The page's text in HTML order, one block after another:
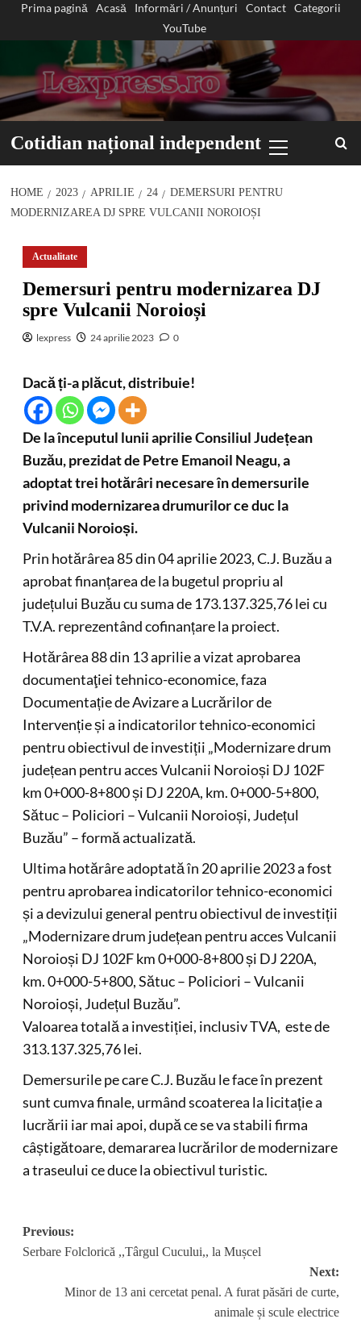
Prima pagină Acasă Informări / Anunțuri Contact
Categorii
YouTube
Cotidian național independent
Menu
HOME 2023 APRILIE 24
DEMERSURI PENTRU
MODERNIZAREA DJ SPRE VULCANII NOROIOȘI
Actualitate
Demersuri pentru modernizarea DJ
spre Vulcanii Noroioși
lexpress 24 aprilie 2023 0
Dacă ți-a plăcut, distribuie!
De la începutul lunii aprilie Consiliul Județean
Buzău, prezidat de Petre Emanoil Neagu, a
adoptat trei hotărâri necesare în demersurile
privind modernizarea drumurilor ce duc la
Vulcanii Noroioși.
Prin hotărârea 85 din 04 aprilie 2023, C.J. Buzău a
aprobat finanțarea de la bugetul propriu al
județului Buzău cu suma de 173.137.325,76 lei cu
T.V.A. reprezentând cofinanțare la proiect.
Hotărârea 88 din 13 aprilie a vizat aprobarea
documentaţiei tehnico-economice, faza
Documentație de Avizare a Lucrărilor de
Intervenție și a indicatorilor tehnico-economici
pentru obiectivul de investiții „Modernizare drum
județean pentru acces Vulcanii Noroioși DJ 102F
km 0+000-8+800 și DJ 220A, km. 0+000-5+800,
Sătuc – Policiori – Vulcanii Noroioși, Județul
Buzău” – formă actualizată.
Ultima hotărâre adoptată în 20 aprilie 2023 a fost
pentru aprobarea indicatorilor tehnico-economici
și a devizului general pentru obiectivul de investiții
„Modernizare drum județean pentru acces Vulcanii
Noroioși DJ 102F km 0+000-8+800 și DJ 220A,
km. 0+000-5+800, Sătuc – Policiori – Vulcanii
Noroioși, Județul Buzău”.
Valoarea totală a investiției, inclusiv TVA, este de
313.137.325,76 lei.
Demersurile pe care C.J. Buzău le face în prezent
sunt cumva finale, urmând scoaterea la licitație a
lucrării iar mai apoi, după ce se va stabili firma
câștigătoare, demararea lucrărilor de modernizare
a traseului ce duce la obiectivul turistic.
Post
navigation
Previous:
Serbare Folclorică ,,Târgul Cucului,, la Mușcel
Next:
Minor de 13 ani cercetat penal. A furat păsări de curte,
animale și scule electrice